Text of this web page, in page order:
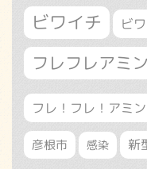
ビワイチ ビ
フレフレアミ
フレ！フレ！アミ
彦根市 感染 新